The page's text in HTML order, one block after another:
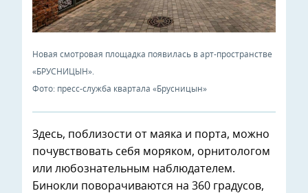
Новая смотровая площадка появилась в арт-пространстве
«БРУСНИЦЫН».
Фото: пресс-служба квартала «Брусницын»
Здесь, поблизости от маяка и порта, можно
почувствовать себя моряком, орнитологом
или любознательным наблюдателем.
Бинокли поворачиваются на 360 градусов,